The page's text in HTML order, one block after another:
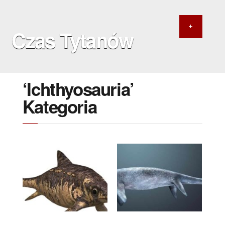
Czas Tytanów
‘Ichthyosauria’
Kategoria
4 LUTEGO 2019
Ophthalmosaurus
icenicus
Shastasaurus